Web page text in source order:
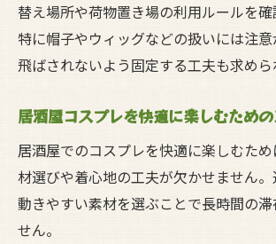
替え場所や荷物置き場の利用ルールを確
特に帽子やウィッグなどの扱いには注
飛ばされないよう固定する工夫も求めら
居酒屋コスプレを快適に楽しむため
居酒屋でのコスプレを快適に楽しむた
材選びや着心地の工夫が欠かせません。
動きやすい素材を選ぶことで長時間の
せん。